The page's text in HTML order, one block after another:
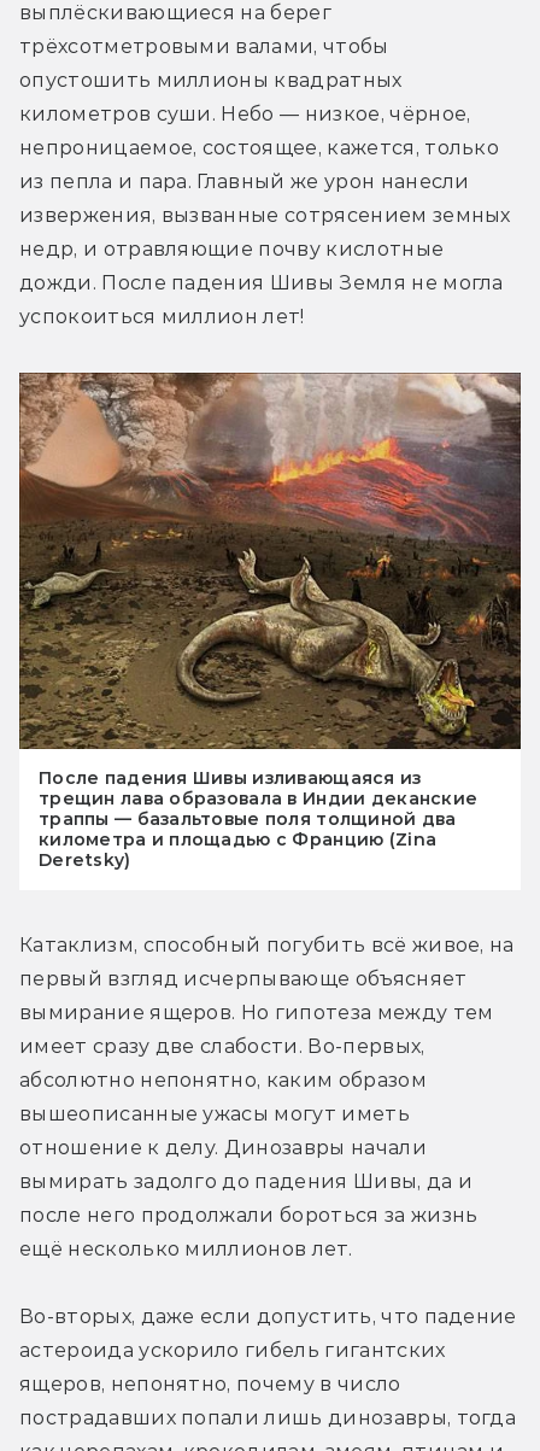
выплёскивающиеся на берег
трёхсотметровыми валами, чтобы
опустошить миллионы квадратных
километров суши. Небо — низкое, чёрное,
непроницаемое, состоящее, кажется, только
из пепла и пара. Главный же урон нанесли
извержения, вызванные сотрясением земных
недр, и отравляющие почву кислотные
дожди. После падения Шивы Земля не могла
успокоиться миллион лет!
После падения Шивы изливающаяся из
трещин лава образовала в Индии деканские
траппы — базальтовые поля толщиной два
километра и площадью с Францию (Zina
Deretsky)
Катаклизм, способный погубить всё живое, на
первый взгляд исчерпывающе объясняет
вымирание ящеров. Но гипотеза между тем
имеет сразу две слабости. Во-первых,
абсолютно непонятно, каким образом
вышеописанные ужасы могут иметь
отношение к делу. Динозавры начали
вымирать задолго до падения Шивы, да и
после него продолжали бороться за жизнь
ещё несколько миллионов лет.
Во-вторых, даже если допустить, что падение
астероида ускорило гибель гигантских
ящеров, непонятно, почему в число
пострадавших попали лишь динозавры, тогда